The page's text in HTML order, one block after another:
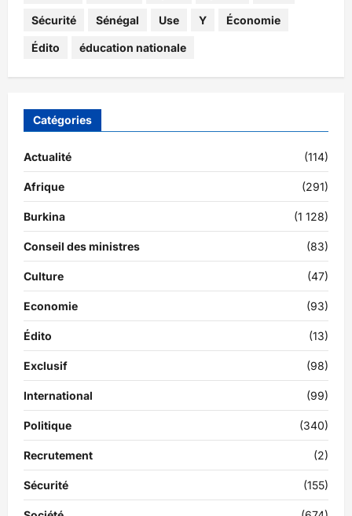
Sécurité Sénégal Use Y Économie
Édito éducation nationale
Catégories
Actualité (114)
Afrique (291)
Burkina (1 128)
Conseil des ministres (83)
Culture (47)
Economie (93)
Édito (13)
Exclusif (98)
International (99)
Politique (340)
Recrutement (2)
Sécurité (155)